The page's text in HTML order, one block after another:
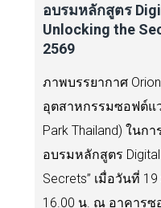
อบรมหลักสูตร
Unlocking the
2569
ภาพบรรยากาศ
อุตสาหกรรมซอฟต์แ
Park Thailand) ในก
อบรมหลักสูตร Digital
Secrets” เมื่อวันที่
16.00 น. ณ อาคาร